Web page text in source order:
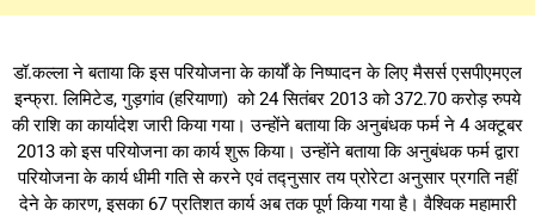
डॉ.कल्ला ने बताया कि इस परियोजना के कार्यों के निष्पादन के लिए मैसर्स एसपीएमएल
इन्फ्रा. लिमिटेड, गुड़गांव (हरियाणा) को 24 सितंबर 2013 को 372.70 करोड़ रुपये
की राशि का कार्यादेश जारी किया गया। उन्होंने बताया कि अनुबंधक फर्म ने 4 अक्टूबर
2013 को इस परियोजना का कार्य शुरू किया। उन्होंने बताया कि अनुबंधक फर्म द्वारा
परियोजना के कार्य धीमी गति से करने एवं तद्नुसार तय प्रोरेटा अनुसार प्रगति नहीं
देने के कारण, इसका 67 प्रतिशत कार्य अब तक पूर्ण किया गया है। वैश्विक महामारी